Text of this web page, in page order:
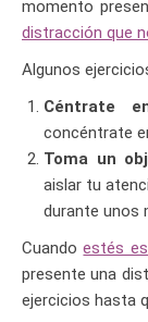
momento
distracción que
Algunos
Céntrate
concéntrate
Toma un
aislar tu
durante unos
Cuandoestés
presente una
ejercicios hasta